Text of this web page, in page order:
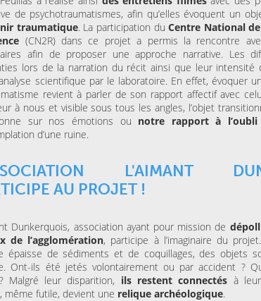
de psychotraumatismes, afin qu’elles évoquent un
traumatique. La participation duCentre National
(CN2R) dans ce projet a permis la rencontre
afin de proposer une approche narrative. Les
lors de la narration du récit ainsi que leur intensité
scientifique par le laboratoire. En effet, évoquer
revient à parler de son rapport affectif avec
à nous et visible sous tous les angles, l’objet
sur nos émotions ou notre rapport à l’oubli
d’une ruine.
L'AIMANT
AU PROJET !
Dunkerquois, association ayant pour mission de
de l’agglomération, participe à l’imaginaire du
épaisse de sédiments et de coquillages, des objets
Ont-ils été jetés volontairement ou par accident ?
Malgré leur disparition, ils restent connectés à leur
même futile, devient une relique archéologique.